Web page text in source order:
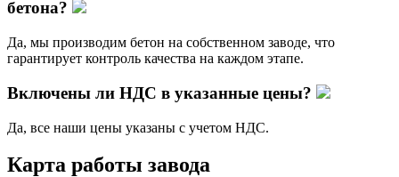
бетона?
Да, мы производим бетон на собственном заводе, что
гарантирует контроль качества на каждом этапе.
Включены ли НДС в указанные цены?
Да, все наши цены указаны с учетом НДС.
Карта работы завода